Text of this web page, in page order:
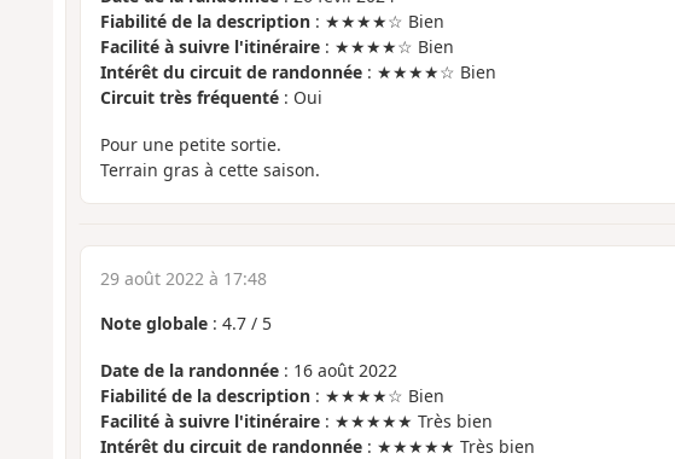
Fiabilité de la description: ★★★★☆ Bien
Facilité à suivre l'itinéraire: ★★★★☆ Bien
Intérêt du circuit de randonnée: ★★★★☆ Bien
Circuit très fréquenté: Oui
Pour une petite sortie.
Terrain gras à cette saison.
29 août 2022 à 17:48
Note globale: 4.7/ 5
Date de la randonnée: 16 août 2022
Fiabilité de la description: ★★★★☆ Bien
Facilité à suivre l'itinéraire: ★★★★★ Très bien
Intérêt du circuit de randonnée: ★★★★★ Très bien